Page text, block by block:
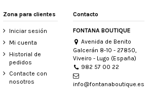
Zona para clientes
Iniciar sesión
Mi cuenta
Historial de
pedidos
Contacte con
nosotros
Contacto
FONTANA BOUTIQUE
Avenida de Benito
Galcerán 8-10 - 27850,
Viveiro - Lugo (España)
982 57 00 22
info@fontanaboutique.es